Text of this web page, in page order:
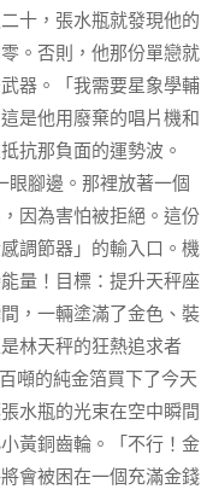
十，張水瓶就發現他的
。否則，他那份單戀就
器。「我需要星象學輔
是他用廢棄的唱片機和
抗那負面的運勢波。
眼腳邊。那裡放著一個
因為害怕被拒絕。這份
調節器」的輸入口。機
量！目標：提升天秤座
，一輛塗滿了金色、裝
林天秤的狂熱追求者
噸的純金箔買下了今天
水瓶的光束在空中瞬間
黃銅齒輪。「不行！金
會被困在一個充滿金錢